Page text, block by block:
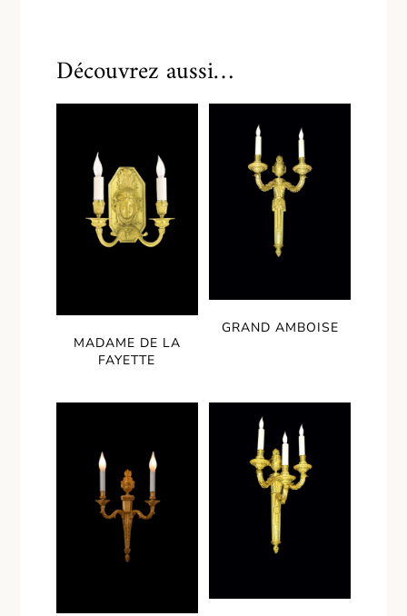
Découvrez aussi…
MADAME DE LA
FAYETTE
GRAND AMBOISE